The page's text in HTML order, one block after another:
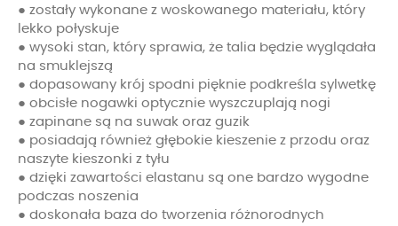
● zostały wykonane z woskowanego materiału, który
lekko połyskuje
● wysoki stan, który sprawia, że talia będzie wyglądała
na smuklejszą
● dopasowany krój spodni pięknie podkreśla sylwetkę
● obcisłe nogawki optycznie wyszczuplają nogi
● zapinane są na suwak oraz guzik
● posiadają również głębokie kieszenie z przodu oraz
naszyte kieszonki z tyłu
● dzięki zawartości elastanu są one bardzo wygodne
podczas noszenia
● doskonała baza do tworzenia różnorodnych